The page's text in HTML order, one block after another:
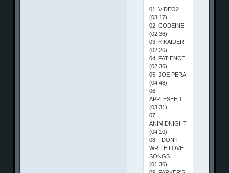
01. VIDEO2
(03:17)
02. CODEINE
(02:36)
03. KIKAIDER
(02:26)
04. PATIENCE
(02:36)
05. JOE PERA
(04:48)
06.
APPLESEED
(03:31)
07.
ANIMIDNIGHT
(04:10)
08. I DON'T
WRITE LOVE
SONGS
(01:36)